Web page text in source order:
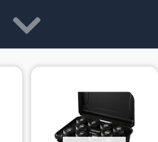
precios:
múltiples
variantes.